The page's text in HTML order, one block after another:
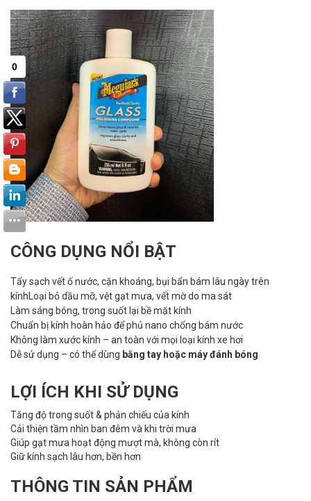
CÔNG DỤNG NỔI BẬT
Tẩy sạch vết ố nước, cặn khoáng, bụi bẩn bám lâu ngày trên
kínhLoại bỏ dầu mỡ, vệt gạt mưa, vết mờ do ma sát
Làm sáng bóng, trong suốt lại bề mặt kính
Chuẩn bị kính hoàn hảo để phủ nano chống bám nước
Không làm xước kính – an toàn với mọi loại kính xe hơi
Dễ sử dụng – có thể dùng bằng tay hoặc máy đánh bóng
LỢI ÍCH KHI SỬ DỤNG
Tăng độ trong suốt & phản chiếu của kính
Cải thiện tầm nhìn ban đêm và khi trời mưa
Giúp gạt mưa hoạt động mượt mà, không còn rít
Giữ kính sạch lâu hơn, bền hơn
THÔNG TIN SẢN PHẨM